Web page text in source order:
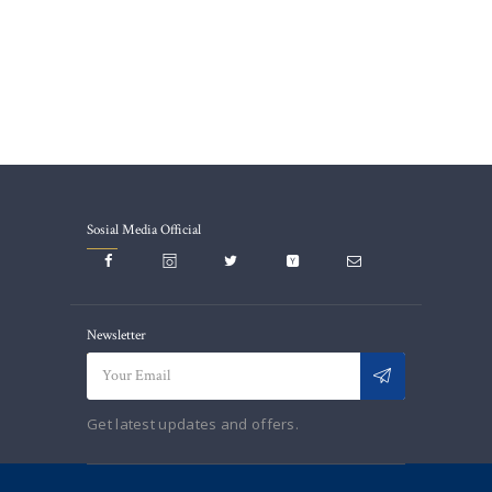
Sosial Media Official
Newsletter
Get latest updates and offers.